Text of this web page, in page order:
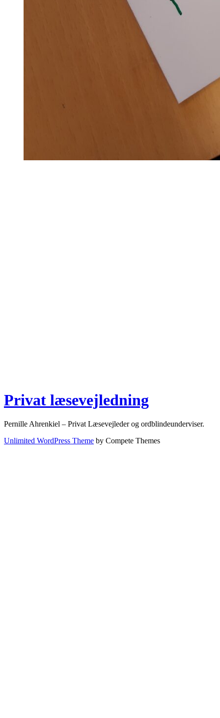
Privat læsevejledning
Pernille Ahrenkiel – Privat Læsevejleder og ordblindeunderviser.
Unlimited WordPress Theme by Compete Themes